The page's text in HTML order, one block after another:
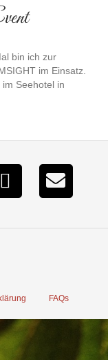
bin ich zur
im Einsatz.
Seehotel in
FAQs